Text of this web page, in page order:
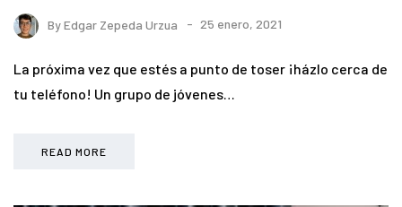
ByEdgar Zepeda Urzua 25 enero, 2021
La próxima vez que estés a punto de toser ¡házlo cerca de
tu teléfono! Un grupo de jóvenes…
READ MORE